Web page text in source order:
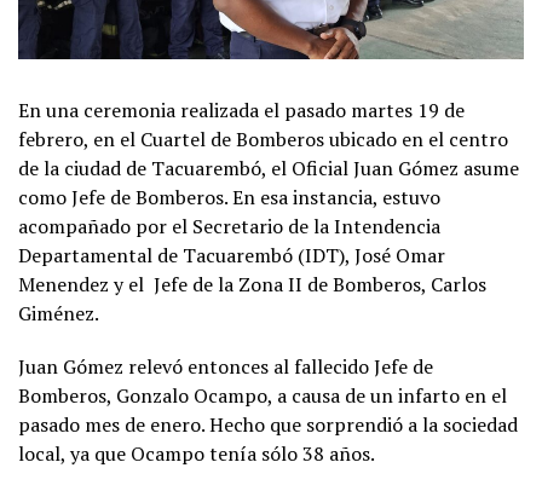
En una ceremonia realizada el pasado martes 19 de
febrero, en el Cuartel de Bomberos ubicado en el centro
de la ciudad de Tacuarembó, el Oficial Juan Gómez asume
como Jefe de Bomberos. En esa instancia, estuvo
acompañado por el Secretario de la Intendencia
Departamental de Tacuarembó (IDT), José Omar
Menendez y el Jefe de la Zona II de Bomberos, Carlos
Giménez.
Juan Gómez relevó entonces al fallecido Jefe de
Bomberos, Gonzalo Ocampo, a causa de un infarto en el
pasado mes de enero. Hecho que sorprendió a la sociedad
local, ya que Ocampo tenía sólo 38 años.